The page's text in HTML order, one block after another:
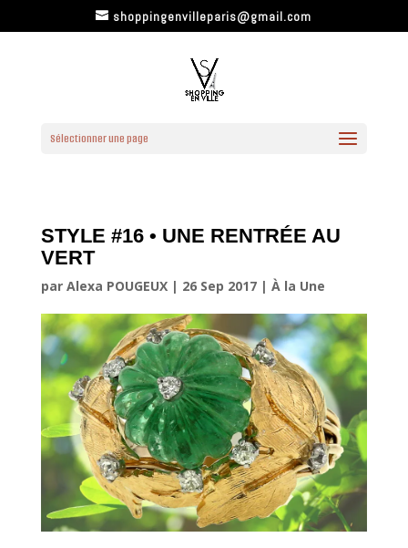
shoppingenvilleparis@gmail.com
Sélectionner une page
STYLE #16 • UNE RENTRÉE AU
VERT
par Alexa POUGEUX| 26 Sep 2017| À la Une